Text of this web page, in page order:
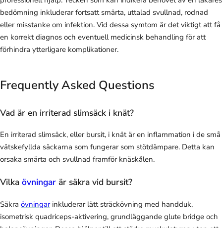
bedömning inkluderar fortsatt smärta, uttalad svullnad, rodnad
eller misstanke om infektion. Vid dessa symtom är det viktigt att få
en korrekt diagnos och eventuell medicinsk behandling för att
förhindra ytterligare komplikationer.
Frequently Asked Questions
Vad är en irriterad slimsäck i knät?
En irriterad slimsäck, eller bursit, i knät är en inflammation i de små
vätskefyllda säckarna som fungerar som stötdämpare. Detta kan
orsaka smärta och svullnad framför knäskålen.
Vilka övningar är säkra vid bursit?
Säkra övningarinkluderar lätt sträckövning med handduk,
isometrisk quadriceps-aktivering, grundläggande glute bridge och